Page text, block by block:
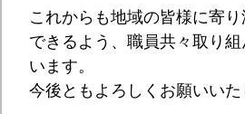
これからも地域の皆様に寄
できるよう、職員共々取り
います。
今後ともよろしくお願いいた